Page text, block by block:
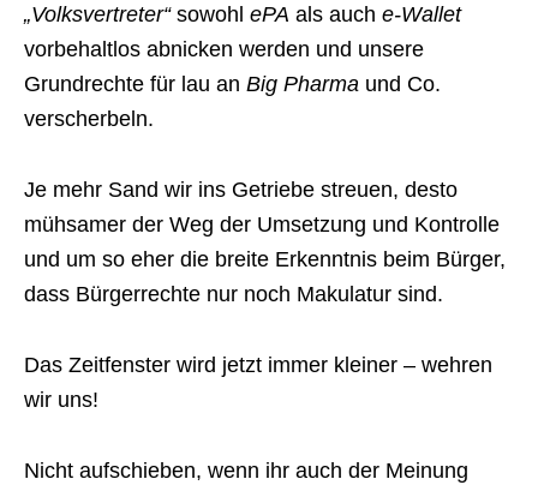
„Volksvertreter“sowohl ePA als auch e-Wallet
vorbehaltlos abnicken werden und unsere
Grundrechte für lau an Big Pharma und Co.
verscherbeln.
Je mehr Sand wir ins Getriebe streuen, desto
mühsamer der Weg der Umsetzung und Kontrolle
und um so eher die breite Erkenntnis beim Bürger,
dass Bürgerrechte nur noch Makulatur sind.
Das Zeitfenster wird jetzt immer kleiner – wehren
wir uns!
Nicht aufschieben, wenn ihr auch der Meinung